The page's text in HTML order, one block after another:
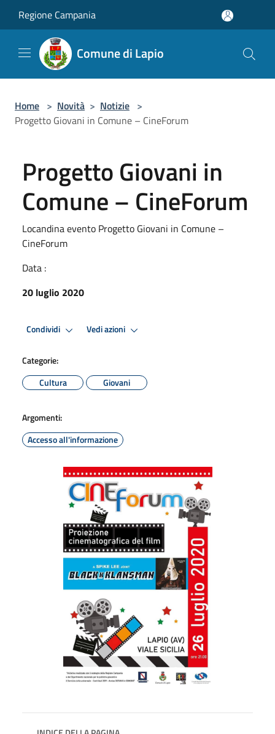
Regione Campania
Comune di Lapio
Home > Novità > Notizie >
Progetto Giovani in Comune – CineForum
Progetto Giovani in
Comune – CineForum
Locandina evento Progetto Giovani in Comune –
CineForum
Data :
20 luglio 2020
Condividi Vedi azioni
Categorie:
Cultura
Giovani
Argomenti:
Accesso all'informazione